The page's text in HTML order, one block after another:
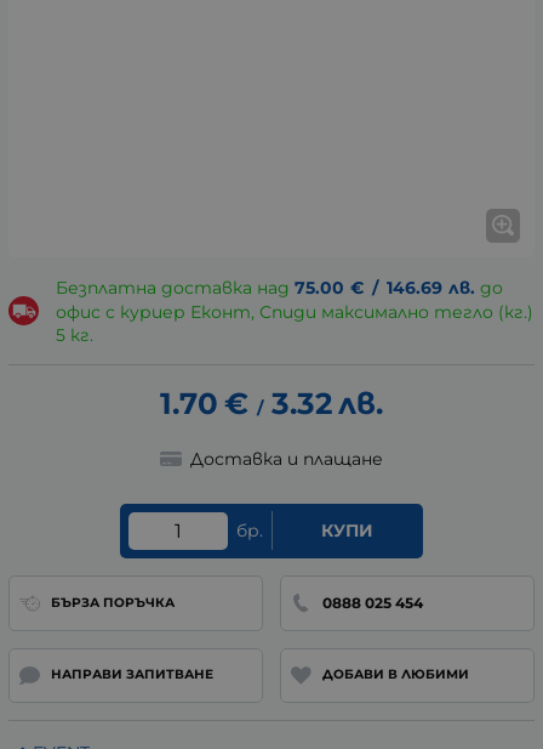
Безплатна доставка над 75.00 € / 146.69 лв. до
офис с куриер Еконт, Спиди максимално тегло (кг.)
5 кг.
1.70 € / 3.32лв.
Доставка и плащане
бр. КУПИ
БЪРЗА ПОРЪЧКА 0888 025 454
НАПРАВИ ЗАПИТВАНЕ ДОБАВИ В ЛЮБИМИ